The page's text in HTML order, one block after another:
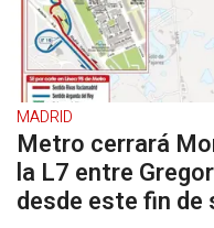
MADRID
Metro cerrará
la L7 entre
desde este fin de